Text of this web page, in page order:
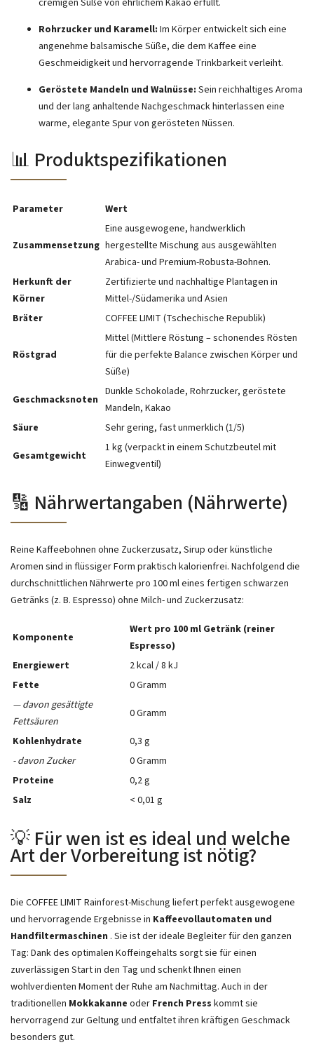
Rohrzucker und Karamell: Im Körper entwickelt sich eine
angenehme balsamische Süße, die dem Kaffee eine
Geschmeidigkeit und hervorragende Trinkbarkeit verleiht.
Geröstete Mandeln und Walnüsse: Sein reichhaltiges Aroma
und der lang anhaltende Nachgeschmack hinterlassen eine
warme, elegante Spur von gerösteten Nüssen.
📊 Produktspezifikationen
Parameter Wert
Zusammensetzung
Eine ausgewogene, handwerklich
hergestellte Mischung aus ausgewählten
Arabica- und Premium-Robusta-Bohnen.
Herkunft der
Körner
Zertifizierte und nachhaltige Plantagen in
Mittel-/Südamerika und Asien
Bräter
COFFEE LIMIT (Tschechische Republik)
Röstgrad
Mittel (Mittlere Röstung – schonendes Rösten
für die perfekte Balance zwischen Körper und
Süße)
Geschmacksnoten
Dunkle Schokolade, Rohrzucker, geröstete
Mandeln, Kakao
Säure
Sehr gering, fast unmerklich (1/5)
Gesamtgewicht
1 kg (verpackt in einem Schutzbeutel mit
Einwegventil)
🔢 Nährwertangaben (Nährwerte)
Reine Kaffeebohnen ohne Zuckerzusatz, Sirup oder künstliche
Aromen sind in flüssiger Form praktisch kalorienfrei. Nachfolgend die
durchschnittlichen Nährwerte pro 100 ml eines fertigen schwarzen
Getränks (z. B. Espresso) ohne Milch- und Zuckerzusatz:
Komponente
Wert pro 100 ml Getränk (reiner
Espresso)
Energiewert
2 kcal / 8 kJ
Fette
0 Gramm
— davon gesättigte
Fettsäuren
0 Gramm
Kohlenhydrate
0,3 g
- davon Zucker
0 Gramm
Proteine
0,2 g
Salz
< 0,01 g
💡 Für wen ist es ideal und welche
Art der Vorbereitung ist nötig?
Die COFFEE LIMIT Rainforest-Mischung liefert perfekt ausgewogene
und hervorragende Ergebnisse in Kaffeevollautomaten und
Handfiltermaschinen . Sie ist der ideale Begleiter für den ganzen
Tag: Dank des optimalen Koffeingehalts sorgt sie für einen
zuverlässigen Start in den Tag und schenkt Ihnen einen
wohlverdienten Moment der Ruhe am Nachmittag. Auch in der
traditionellen Mokkakanne oder French Press kommt sie
hervorragend zur Geltung und entfaltet ihren kräftigen Geschmack
besonders gut.